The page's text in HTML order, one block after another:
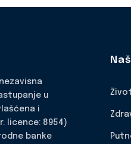
nezavisna
u
i
licence: 8954)
banke